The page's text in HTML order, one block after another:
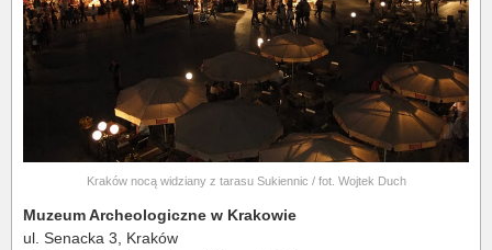
Kraków nocą widziany z tarasu Sukiennic / fot. Wojtek Duch
Muzeum Archeologiczne w Krakowie
ul. Senacka 3, Kraków